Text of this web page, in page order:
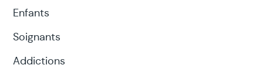
Enfants
Soignants
Addictions